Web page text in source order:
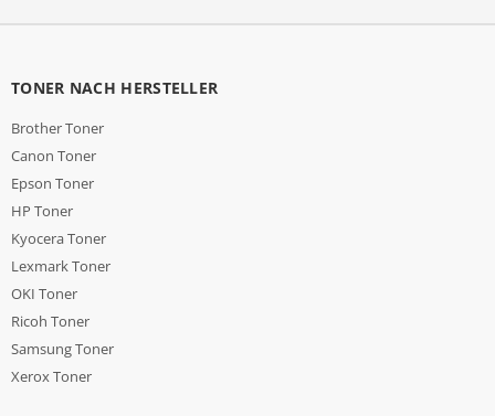
TONER NACH HERSTELLER
Brother Toner
Canon Toner
Epson Toner
HP Toner
Kyocera Toner
Lexmark Toner
OKI Toner
Ricoh Toner
Samsung Toner
Xerox Toner